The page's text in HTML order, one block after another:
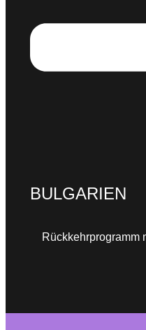
BULGARIEN
Rückkehrprogramm